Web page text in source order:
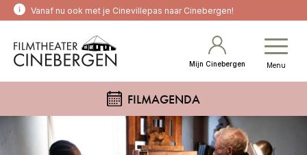
Vanaf nu ook met je Cinevillepas naar Cinebergen!
Mijn Cinebergen Menu
FILMAGENDA